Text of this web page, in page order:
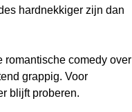
hardnekkiger zijn dan
romantische comedy over
grappig. Voor
blijft proberen.